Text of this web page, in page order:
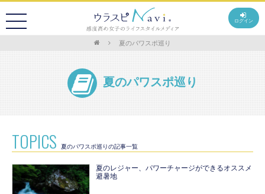
ログイン
夏のパワスポ巡り
夏のパワスポ巡り
TOPICS 夏のパワスポ巡りの記事一覧
夏のレジャー、パワーチャージができるオススメ
避暑地